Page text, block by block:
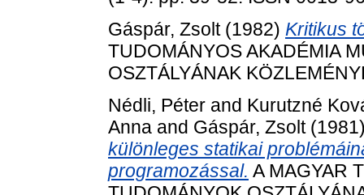
Gáspár, Zsolt(1982) Kritikus
TUDOMÁNYOS AKADÉMIA
OSZTÁLYÁNAK
Nédli, Péter and Kurutzné
Anna and Gáspár, Zsolt
különleges statikai
programozással. A MAGYAR